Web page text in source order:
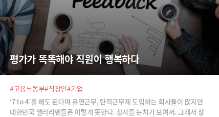
평가가 똑똑해야 직원이 행복하다
#고용노동부#직장인#기업
‘7 to 4’를 해도 된다며 유연근무, 탄력근무제 도입하는 회사들이 많지만
대한민국 샐러리맨들은 이렇게 못한다. 상사들 눈치가 보여서. 그래서 상